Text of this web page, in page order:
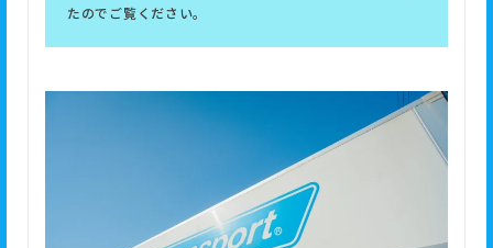
たのでご覧ください。